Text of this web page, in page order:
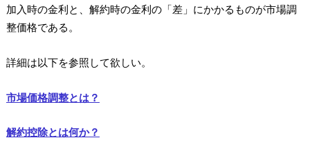
加入時の金利と、解約時の金利の「差」にかかるものが市場調
整価格である。
詳細は以下を参照して欲しい。
市場価格調整とは？
解約控除とは何か？